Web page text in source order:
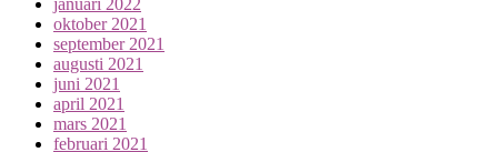
oktober 2021
september 2021
augusti 2021
juni 2021
april 2021
mars 2021
februari 2021